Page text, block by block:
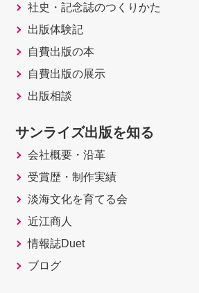
社史・記念誌のつくりかた
出版体験記
自費出版の本
自費出版の展示
出版相談
サンライズ出版を知る
会社概要・沿革
受賞歴・制作実績
淡海文化を育てる会
近江商人
情報誌Duet
ブログ